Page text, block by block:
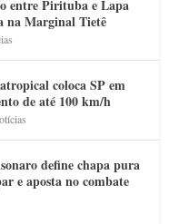
entre Pirituba e Lapa
na Marginal Tietê
coloca SP em
de até 100 km/h
define chapa pura
e aposta no combate